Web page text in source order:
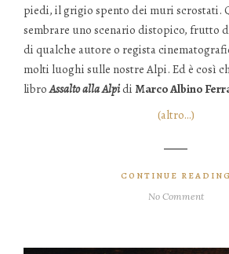
piedi, il grigio spento dei muri scrostati.
sembrare uno scenario distopico, frutto
di qualche autore o regista
molti luoghi sulle nostre Alpi. Ed è così
libroAssalto alla Alpidi Marco Albino
(altro…)
CONTINUE READING
No Comment